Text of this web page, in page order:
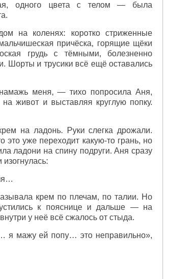
одного цвета с телом — была
на коленях: коротко стриженные
причёска, горящие щёки
грудь с тёмными, болезненно
Шорты и трусики всё ещё оставались
меня, — тихо попросила Аня,
на живот и выставляя круглую попку.
на ладонь. Руки слегка дрожали.
это уже переходит какую-то грань, но
ладони на спину подруги. Аня сразу
изогнулась:
крем по плечам, по талии. Но
к пояснице и дальше — на
у неё всё сжалось от стыда.
я мажу ей попу… это неправильно»,